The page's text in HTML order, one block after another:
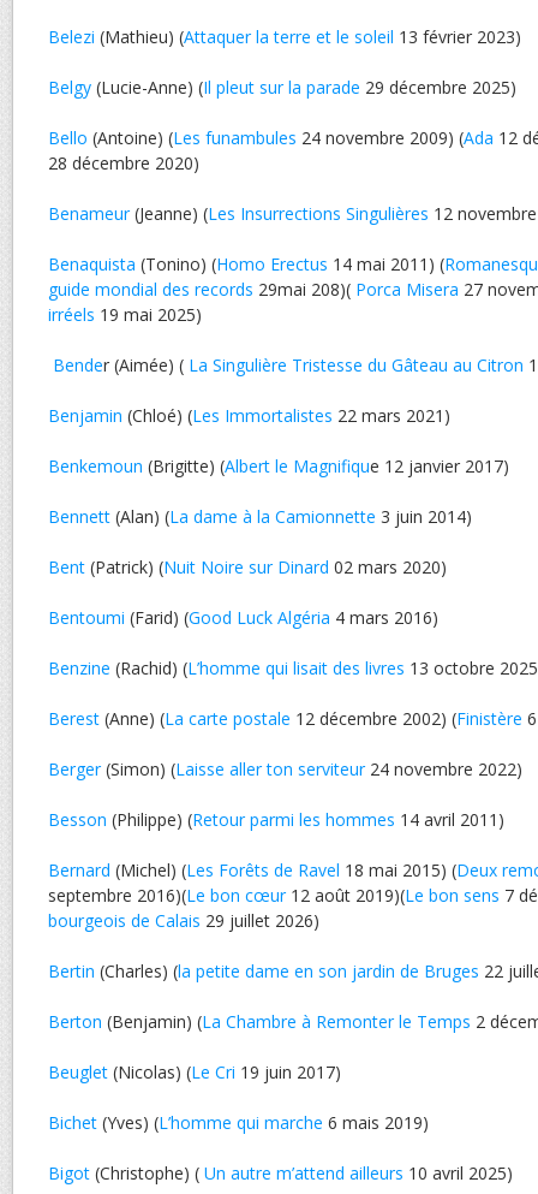
Belezi (Mathieu) (Attaquer la terre et le soleil 13 février 2023)
Belgy (Lucie-Anne) (Il pleut sur la parade 29 décembre 2025)
Bello (Antoine) (Les funambules 24 novembre 2009) (Ada 12
28 décembre 2020)
Benameur(Jeanne) (Les Insurrections Singulières 12
Benaquista (Tonino) (Homo Erectus 14 mai 2011) (
guide mondial des records 29mai 208)( Porca Misera 27
irréels 19 mai 2025)
Bender (Aimée) ( La Singulière Tristesse du Gâteau au Citron
Benjamin (Chloé) (Les Immortalistes 22 mars 2021)
Benkemoun (Brigitte) (Albert le Magnifique 12 janvier 2017)
Bennett (Alan) (La dame à la Camionnette 3 juin 2014)
Bent (Patrick) (Nuit Noire sur Dinard 02 mars 2020)
Bentoumi (Farid) (Good Luck Algéria 4 mars 2016)
Benzine (Rachid) (L’homme qui lisait des livres 13 octobre
Berest (Anne) (La carte postale 12 décembre 2002) (Finistère
Berger(Simon) (Laisse aller ton serviteur24 novembre 2022)
Besson (Philippe) (Retour parmi les hommes 14 avril 2011)
Bernard (Michel) (Les Forêts de Ravel 18 mai 2015) (Deux
septembre 2016)(Le bon cœur12 août 2019)(Le bon sens 7
bourgeois de Calais 29 juillet 2026)
Bertin (Charles) (la petite dame en son jardin de Bruges 22
Berton (Benjamin) (La Chambre à Remonter le Temps 2
Beuglet (Nicolas) (Le Cri 19 juin 2017)
Bichet (Yves) (L’homme qui marche 6 mais 2019)
Bigot (Christophe) ( Un autre m’attend ailleurs 10 avril 2025)